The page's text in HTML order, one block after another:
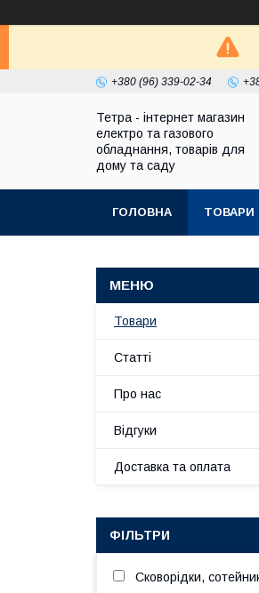
+380 (96) 339-02-34
Тетра - інтернет магазин
електро та газового
обладнання, товарів для
дому та саду
ГОЛОВНА ТОВАРИ
Товари
Статті
Про нас
Відгуки
Доставка та оплата
ФІЛЬТРИ
Сковорідки,